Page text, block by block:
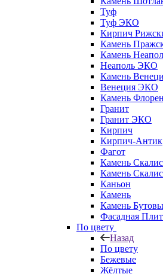
Туф
Туф ЭКО
Кирпич
Камень
Камень
Неаполь ЭКО
Камень
Венеция ЭКО
Камень
Гранит
Гранит ЭКО
Кирпич
Кирпич-Антик
Фагот
Камень
Камень
Каньон
Камень
Камень
Фасадная
По цвету
Назад
По цвету
Бежевые
Жёлтые